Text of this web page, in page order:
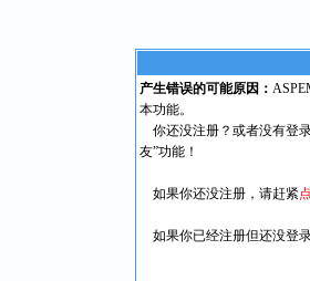
产生错误的可能原因：
本功能。
你还没注册？或者没有登
友”功能！
如果你还没注册，请赶紧
如果你已经注册但还没登